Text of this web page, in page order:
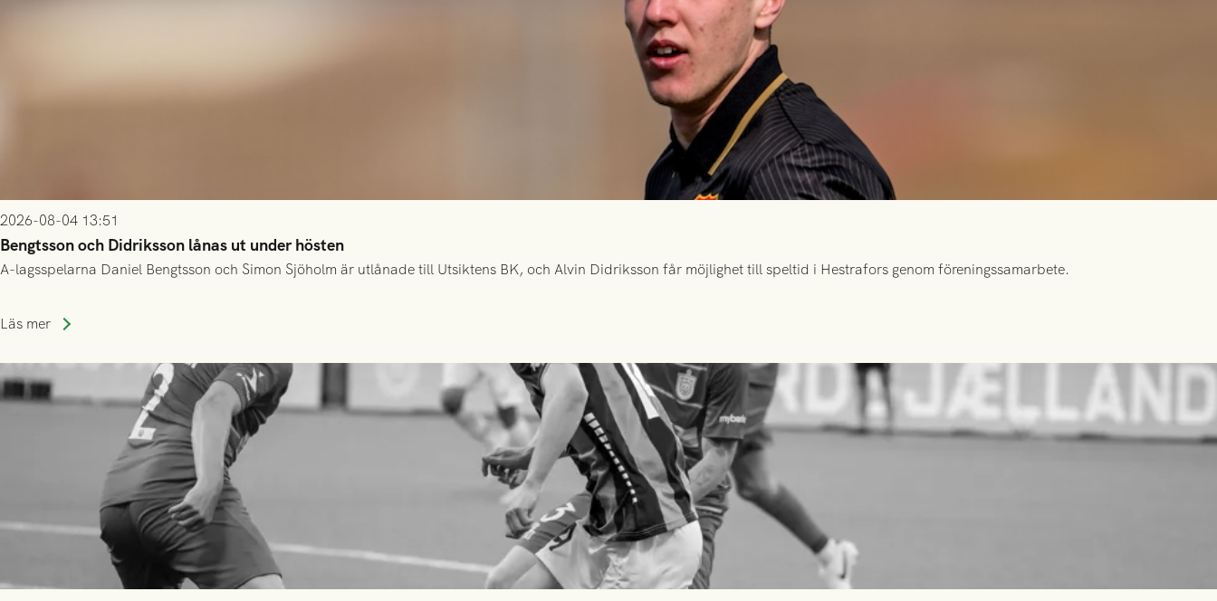
2026-08-04 13:51
Bengtsson och Didriksson lånas ut under hösten
A-lagsspelarna Daniel Bengtsson och Simon Sjöholm är utlånade till Utsiktens BK, och Alvin Didriksson får möjlighet till speltid i Hestrafors genom föreningssamarbete.
Läs mer